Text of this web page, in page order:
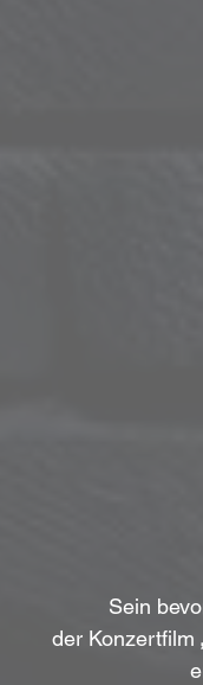
Sein
der Konzertfilm